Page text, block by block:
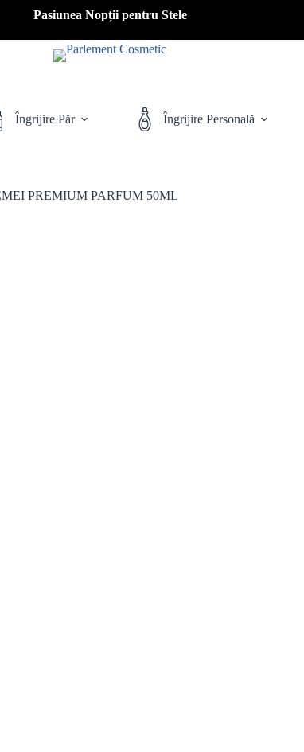
Pasiunea Nopții pentru Stele
Îngrijire Păr Îngrijire Personală
PREMIUM PARFUM 50ML